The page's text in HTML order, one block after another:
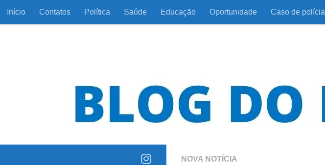
Skip to content
Início Contatos Política Saúde Educação Oportunidade Caso de polícia
NOVA NOTÍCIA